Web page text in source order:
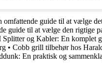
omfattende guide til at vælge
guide til at vælge den rigtige
og Kabler: En komplet
• Cobb grill tilbehør hos
En praktisk og